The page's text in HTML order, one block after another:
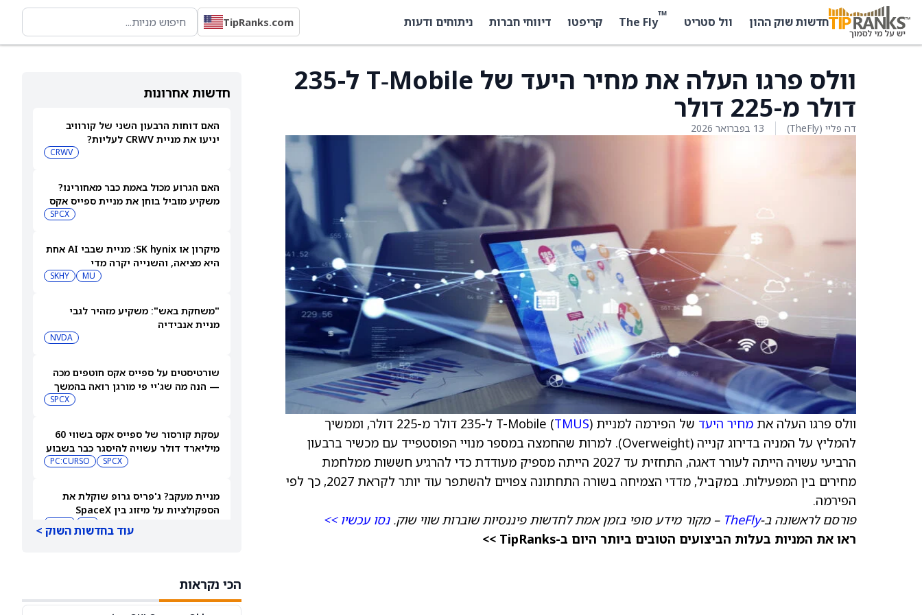
חדשות שוק ההון וול סטריט ™
The Fly קריפטו דיווחי חברות ניתוחים ודעות TipRanks.com
חדשות אחרונות
האם דוחות הרבעון השני של קורוויב
יניעו את מניית CRWV לעליות?
CRWV
האם הגרוע מכול באמת כבר מאחורינו?
משקיע מוביל בוחן את מניית ספייס אקס
SPCX
מיקרון או SK hynix: מניית שבבי AI אחת
היא מציאה, והשנייה יקרה מדי
MU
SKHY
"משחקת באש": משקיע מזהיר לגבי
מניית אנבידיה
NVDA
שורטיסטים על ספייס אקס חוטפים מכה
— הנה מה שג'יי פי מורגן רואה בהמשך
SPCX
עסקת קורסור של ספייס אקס בשווי 60
מיליארד דולר עשויה להיסגר כבר בשבוע
SPCX
PC:CURSO
מניית מעקב? ג'פריס גרופ שוקלת את
הספקולציות על מיזוג בין SpaceX
עוד בחדשות השוק >
הכי נקראות
וולס פרגו העלה את מחיר היעד של T‑Mobile ל-235
דולר מ-225 דולר
דה פליי (TheFly) 13 בפברואר 2026
וולס פרגו העלה את מחיר היעד של הפירמה למניית T-Mobile ( TMUS
) ל-235 דולר מ-225 דולר, וממשיך
להמליץ על המניה בדירוג קנייה (Overweight). למרות שהחמצה במספר מנויי הפוסטפייד עם מכשיר ברבעון
הרביעי עשויה הייתה לעורר דאגה, התחזית עד 2027 הייתה מספיק מעודדת כדי להרגיע חששות ממלחמת
מחירים בין המפעילות. במקביל, מדדי הצמיחה בשורה התחתונה צפויים להשתפר עוד יותר לקראת 2027, כך לפי
הפירמה.
פורסם לראשונה ב-TheFly – מקור מידע סופי בזמן אמת לחדשות פיננסיות שוברות שווי שוק.נסו עכשיו >>
ראו את המניות בעלות הביצועים הטובים ביותר היום ב-TipRanks >>